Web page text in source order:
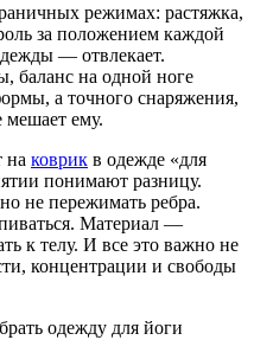
режимах: растяжка,
за положением каждой
— отвлекает.
баланс на одной ноге
а точного снаряжения,
мешает ему.
на коврик в одежде «для
понимают разницу.
не пережимать ребра.
Материал —
к телу. И все это важно не
концентрации и свободы
одежду для йоги